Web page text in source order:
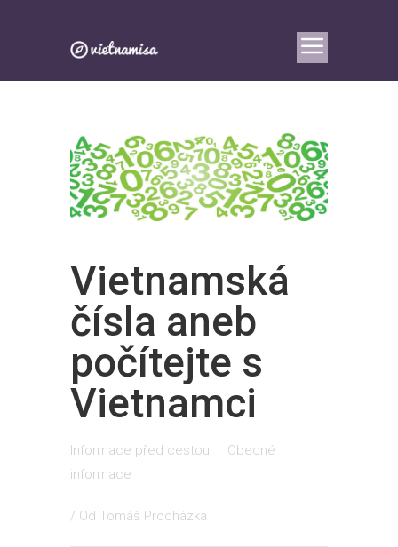
Vietnamská
čísla aneb
počítejte s
Vietnamci
Informace před cestou
Obecné
informace
/ Od Tomáš Procházka